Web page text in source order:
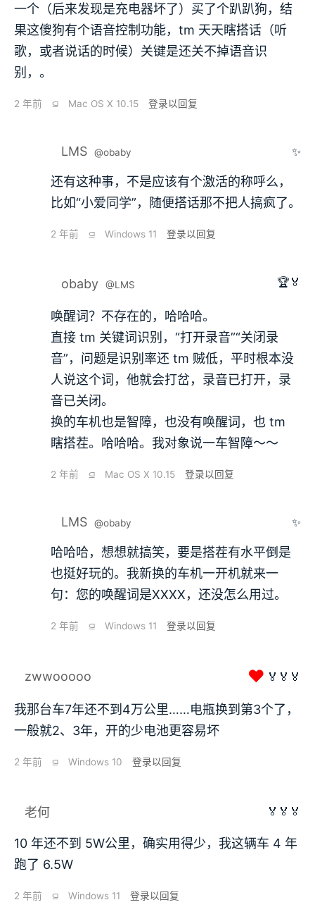
一个（后来发现是充电器坏了）买了个趴趴狗，结
果这傻狗有个语音控制功能，tm 天天瞎搭话（听
歌，或者说话的时候）关键是还关不掉语音识
别，。
2 年前 ⫑ Mac OS X 10.15 登录以回复
LMS @obaby ✨
还有这种事，不是应该有个激活的称呼么，
比如“小爱同学”，随便搭话那不把人搞疯了。
2 年前 ⫑ Windows 11 登录以回复
obaby @LMS 🏆🏅
唤醒词？不存在的，哈哈哈。
直接 tm 关键词识别，“打开录音”“关闭录
音”，问题是识别率还 tm 贼低，平时根本没
人说这个词，他就会打岔，录音已打开，录
音已关闭。
换的车机也是智障，也没有唤醒词，也 tm
瞎搭茬。哈哈哈。我对象说一车智障～～
2 年前 ⫑ Mac OS X 10.15 登录以回复
LMS @obaby ✨
哈哈哈，想想就搞笑，要是搭茬有水平倒是
也挺好玩的。我新换的车机一开机就来一
句：您的唤醒词是XXXX，还没怎么用过。
2 年前 ⫑ Windows 11 登录以回复
zwwooooo ❤ 🏅🏅🏅
我那台车7年还不到4万公里……电瓶换到第3个了，
一般就2、3年，开的少电池更容易坏
2 年前 ⫑ Windows 10 登录以回复
老何 🏅🏅🏅
10 年还不到 5W公里，确实用得少，我这辆车 4 年
跑了 6.5W
2 年前 ⫑ Windows 11 登录以回复